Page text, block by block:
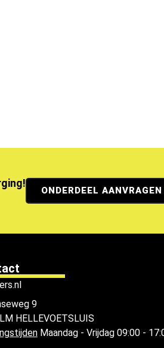
ONDERDEEL AANVRAGEN
9
HELLEVOETSLUIS
Maandag - Vrijdag 09:00 -